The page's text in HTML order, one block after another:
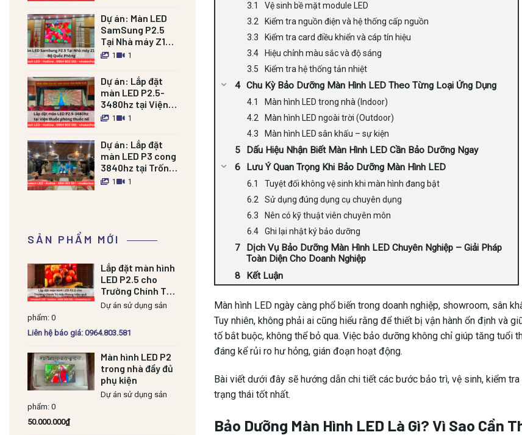
Dự án: Màn LED
SamSung P2.5
Tại Nhà máy Z121
Bộ Quốc Phòng
1 1
Dự án: Lắp đặt
màn LED P2.5-
3480hz tại Viện
thuốc phóng
1 1
Dự án: Lắp đặt
màn LED P3 cong
3840hz tại Trống
đồng Palace Nam
1 1
SẢN PHẨM MỚI
Lắp đặt màn hình
LED P2.5 cho
Trường Chính Trị
Hải Phòng hiệu
quả
Dự án sử dụng sản
phẩm: 0
Liên hệ báo giá: 0964.803.581
Màn hình LED P2
trong nhà đầy đủ
phụ kiện
Dự án sử dụng sản
phẩm: 0
50.000.000₫
Vệ sinh bề mặt module LED
Kiểm tra nguồn điện và hệ thống cấp nguồn
Kiểm tra card điều khiển và cáp tín hiệu
Hiệu chỉnh màu sắc và độ sáng
Kiểm tra hệ thống tản nhiệt
Chu Kỳ Bảo Dưỡng Màn Hình LED Theo Từng Loại Ứng Dụng
Màn hình LED trong nhà (Indoor)
Màn hình LED ngoài trời (Outdoor)
Màn hình LED sân khấu – sự kiện
Dấu Hiệu Nhận Biết Màn Hình LED Cần Bảo Dưỡng Ngay
Lưu Ý Quan Trọng Khi Bảo Dưỡng Màn Hình LED
Tuyệt đối không vệ sinh khi màn hình đang bật
Sử dụng đúng dụng cụ chuyên dụng
Nên có kỹ thuật viên chuyên môn
Ghi lại nhật ký bảo dưỡng
Dịch Vụ Bảo Dưỡng Màn Hình LED Chuyên Nghiệp – Giải Pháp
Toàn Diện Cho Doanh Nghiệp
Kết Luận
Màn hình LED ngày càng phổ biến trong doanh nghiệp, showroom, sân
Tuy nhiên, không phải ai cũng hiểu rằng để thiết bị vận hành ổn định và
tố bắt buộc, không thể bỏ qua. Việc bảo dưỡng không chỉ giúp tăng tuổi
đáng kể rủi ro hư hỏng, gián đoạn hoạt động.
Bài viết dưới đây sẽ hướng dẫn chi tiết các bước bảo trì, vệ sinh, kiểm
trạng thái tốt nhất.
Bảo Dưỡng Màn Hình LED Là Gì? Vì Sao Cần